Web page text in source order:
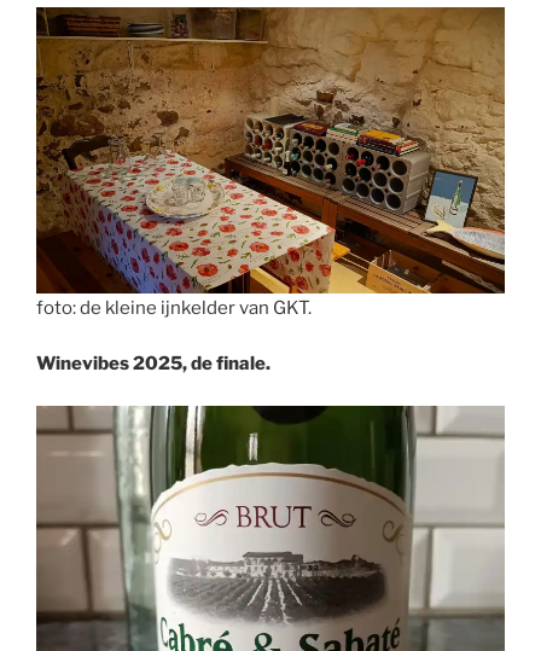
foto: de kleine ijnkelder van GKT.
Winevibes 2025, de finale.